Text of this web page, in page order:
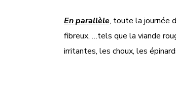
En parallèle, toute la journée
fibreux, …tels que la viande
irritantes, les choux, les